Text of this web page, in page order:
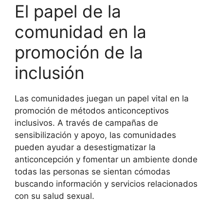
El papel de la
comunidad en la
promoción de la
inclusión
Las comunidades juegan un papel vital en la
promoción de métodos anticonceptivos
inclusivos. A través de campañas de
sensibilización y apoyo, las comunidades
pueden ayudar a desestigmatizar la
anticoncepción y fomentar un ambiente donde
todas las personas se sientan cómodas
buscando información y servicios relacionados
con su salud sexual.